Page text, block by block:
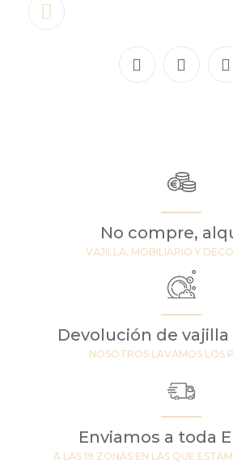
No compre,
VAJILLA, MOBILIARIO Y
Devolución de vajilla
NOSOTROS LAVAMOS LOS
Enviamos a toda
A LAS 19 ZONAS EN LAS QUE